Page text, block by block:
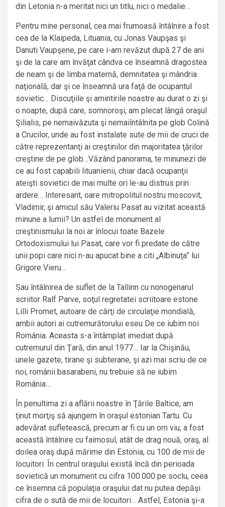
din Letonia n-a meritat nici un titlu, nici o medalie…
Pentru mine personal, cea mai frumoasă întâlnire a fost
cea de la Klaipeda, Lituania, cu Jonas Vaupşas şi
Danuti Vaupşene, pe care i-am revăzut după 27 de ani
şi de la care am învăţat cândva ce înseamnă dragostea
de neam şi de limba maternă, demnitatea şi mândria
naţională, dar şi ce înseamnă ura faţă de ocupantul
sovietic… Discuţiile şi amintirile noastre au durat o zi şi
o noapte, după care, somnoroşi, am plecat lângă oraşul
Şilialis, pe nemaivăzuta şi nemaiîntâlnita pe glob Colină
a Crucilor, unde au fost instalate sute de mii de cruci de
către reprezentanţi ai creştinilor din majoritatea ţărilor
creştine de pe glob…Văzând panorama, te minunezi de
ce au fost capabili lituanienii, chiar dacă ocupanţii
ateişti sovietici de mai multe ori le-au distrus prin
ardere… Interesant, oare mitropolitul nostru moscovit,
Vladimir, şi amicul său Valeriu Pasat au vizitat această
minune a lumii? Un astfel de monument al
creştinismului la noi ar înlocui toate Bazele
Ortodoxismului lui Pasat, care vor fi predate de către
unii popi care nici n-au apucat bine a citi „Albinuţa” lui
Grigore Vieru…
Sau întâlnirea de suflet de la Tallinn cu nonogenarul
scriitor Ralf Parve, soţul regretatei scriitoare estone
Lilli Promet, autoare de cărţi de circulaţie mondială,
ambii autori ai cutremurătorului eseu De ce iubim noi
România. Aceasta s-a întâmplat imediat după
cutremurul din Ţară, din anul 1977… Iar la Chişinău,
unele gazete, tirane şi subterane, şi azi mai scriu de ce
noi, românii basarabeni, nu trebuie să ne iubim
România…
În penultima zi a aflării noastre în Ţările Baltice, am
ţinut morţiş să ajungem în oraşul estonian Tartu. Cu
adevărat sufletească, precum ar fi cu un om viu, a fost
această întâlnire cu faimosul, atât de drag nouă, oraş, al
doilea oraş după mărime din Estonia, cu 100 de mii de
locuitori. În centrul oraşului există încă din perioada
sovietică un monument cu cifra 100.000 pe soclu, ceea
ce însemna că populaţia oraşului dat nu putea depăşi
cifra de o sută de mii de locuitori… Astfel, Estonia şi-a